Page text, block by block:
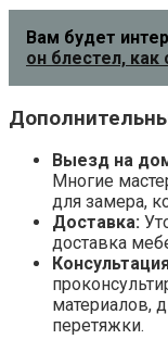
Вам будет
он блестел, как
Выезд на
Многие
для замера,
Доставка:
доставка
материалов,
перетяжки.